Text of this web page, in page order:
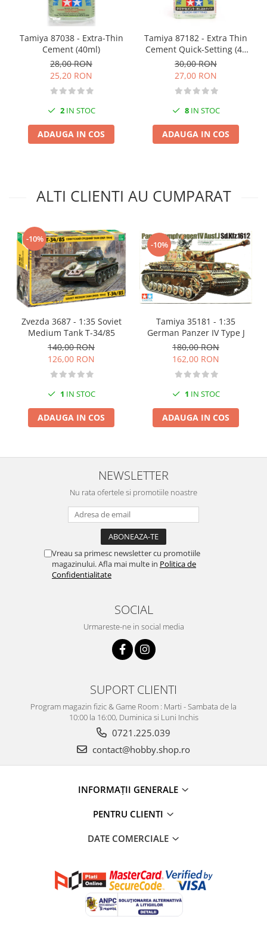
Accesorii pictura The Army Painter
Speedpaints
Warpaints Fanatic
Seturi Vopsele
Speedpaint Markers
Markere Metalice
Tamiya 87038 - Extra-Thin
Cement (40ml)
28,00 RON
25,20 RON
2IN STOC
ADAUGA IN COS
Tamiya 87182 - Extra Thin
Cement Quick-Setting (40
ml)
30,00 RON
27,00 RON
8IN STOC
ADAUGA IN COS
ALTI CLIENTI AU CUMPARAT
-10%
Zvezda 3687 - 1:35 Soviet
Medium Tank T-34/85
140,00 RON
126,00 RON
1 IN STOC
ADAUGA IN COS
-10%
Tamiya 35181 - 1:35
German Panzer IV Type J
180,00 RON
162,00 RON
1 IN STOC
ADAUGA IN COS
NEWSLETTER
Nu rata ofertele si promotiile noastre
Vreau sa primesc newsletter cu promotiile
magazinului. Afla mai multe in Politica de
Confidentialitate
SOCIAL
Urmareste-ne in social media
SUPORT CLIENTI
Program magazin fizic & Game Room : Marti - Sambata de la
10:00 la 16:00, Duminica si Luni Inchis
0721.225.039
contact@hobby.shop.ro
INFORMAŢII GENERALE
PENTRU CLIENTI
DATE COMERCIALE